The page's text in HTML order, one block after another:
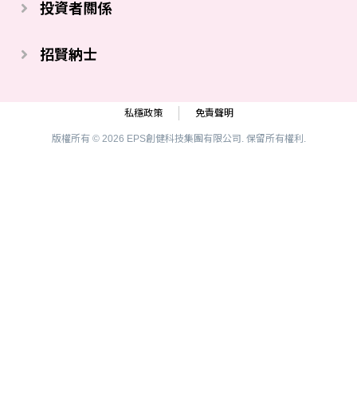
投資者關係
招賢納士
私穩政策 免責聲明
版權所有 © 2026 EPS創健科技集團有限公司. 保留所有權利.